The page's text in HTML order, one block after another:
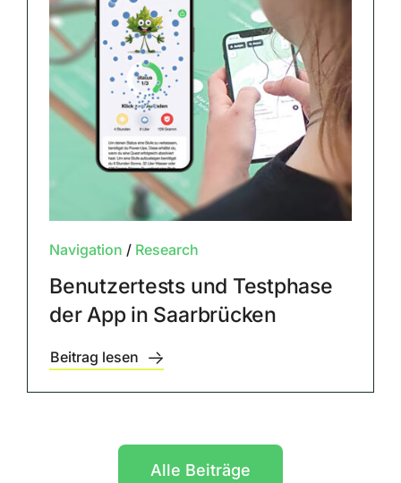
Navigation / Research
Benutzertests und Testphase
der App in Saarbrücken
Beitrag lesen
Alle Beiträge